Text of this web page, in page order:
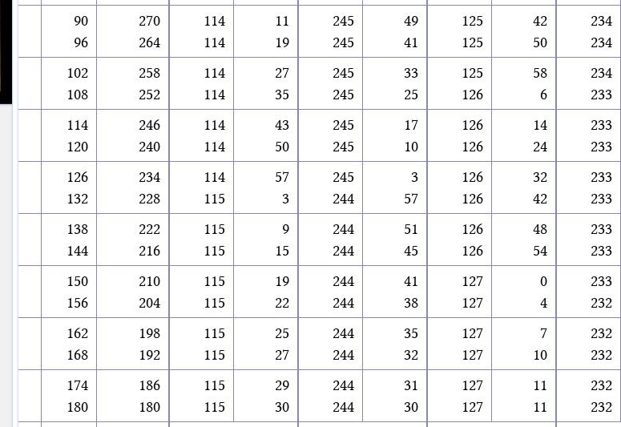
90
96
270
264
114
114
11
19
245
245
49
41
125
125
42
50
234
234
102
108
258
252
114
114
27
35
245
245
33
25
125
126
58
6
234
233
114
120
246
240
114
114
43
50
245
245
17
10
126
126
14
24
233
233
126
132
234
228
114
115
57
3
245
244
3
57
126
126
32
42
233
233
138
144
222
216
115
115
9
15
244
244
51
45
126
126
48
54
233
233
150
156
210
204
115
115
19
22
244
244
41
38
127
127
0
4
233
232
162
168
198
192
115
115
25
27
244
244
35
32
127
127
7
10
232
232
174
180
186
180
115
115
29
30
244
244
31
30
127
127
11
11
232
232